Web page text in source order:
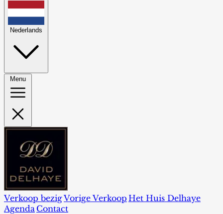
Nederlands
Menu
Verkoop bezigVorige Verkoop Het Huis Delhaye
Agenda Contact